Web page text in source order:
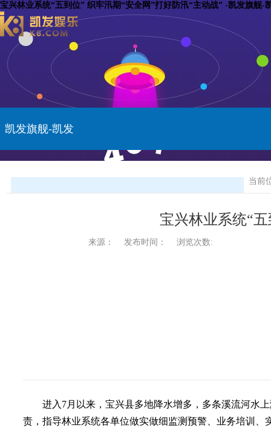
宝兴林业系统“五到位” 织牢汛期“安全网”打好防汛“主动战” -凯发旗舰-
凯发旗舰-凯发
当前
宝兴林业系统“
来源： 发布时间： 浏览次数:
进入7月以来，宝兴县多地降水增多，多条溪流河水
责，指导林业系统各单位做实做细监测预警、业务培训、